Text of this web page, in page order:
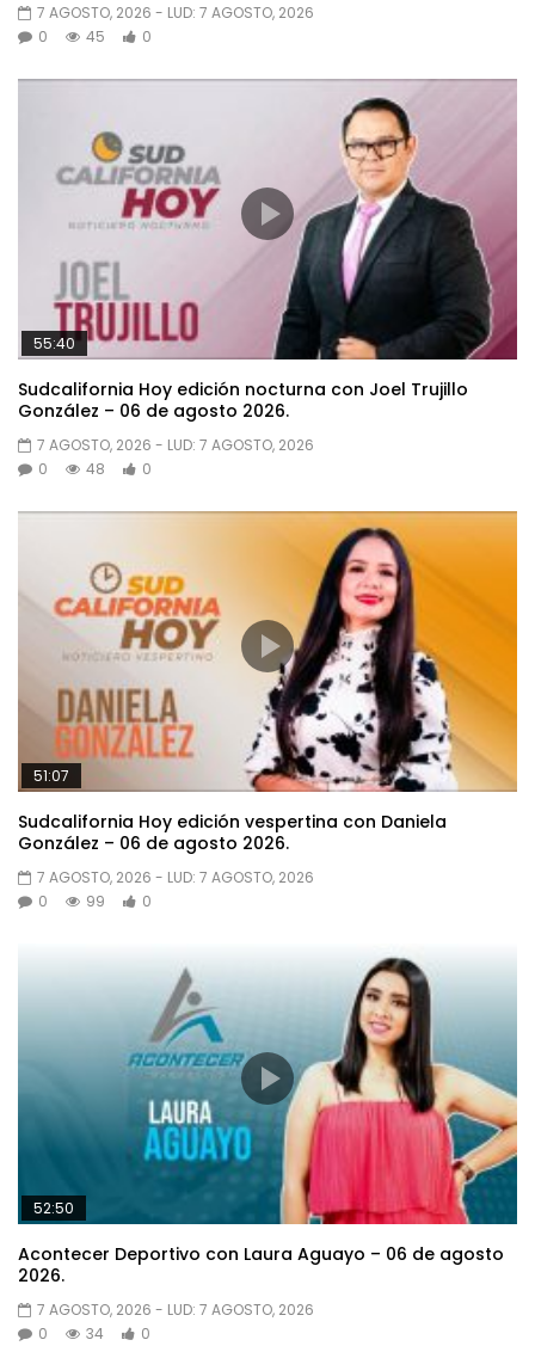
7 AGOSTO, 2026 - LUD: 7 AGOSTO, 2026
0
45 0
55:40
Sudcalifornia Hoy edición nocturna con Joel Trujillo
González – 06 de agosto 2026.
7 AGOSTO, 2026 - LUD: 7 AGOSTO, 2026
0
48 0
51:07
Sudcalifornia Hoy edición vespertina con Daniela
González – 06 de agosto 2026.
7 AGOSTO, 2026 - LUD: 7 AGOSTO, 2026
0
99 0
52:50
Acontecer Deportivo con Laura Aguayo – 06 de agosto
2026.
7 AGOSTO, 2026 - LUD: 7 AGOSTO, 2026
0
34 0